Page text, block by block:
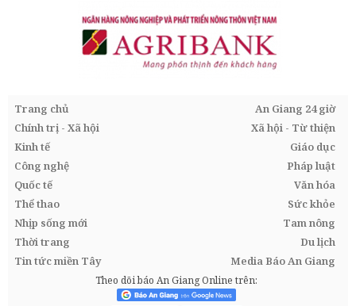
Trang chủ
An Giang 24 giờ
Chính trị - Xã hội
Xã hội - Từ thiện
Kinh tế
Giáo dục
Công nghệ
Pháp luật
Quốc tế
Văn hóa
Thể thao
Sức khỏe
Nhịp sống mới
Tam nông
Thời trang
Du lịch
Tin tức miền Tây
Media Báo An Giang
Theo dõi báo An Giang Online trên: